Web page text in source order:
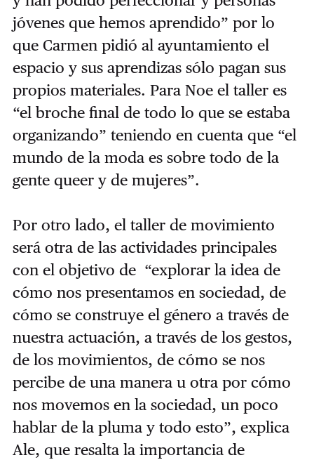
jóvenes que hemos aprendido” por lo
que Carmen pidió al ayuntamiento el
espacio y sus aprendizas sólo pagan sus
propios materiales. Para Noe el taller es
“el broche final de todo lo que se estaba
organizando” teniendo en cuenta que “el
mundo de la moda es sobre todo de la
gente queer y de mujeres”.
Por otro lado, el taller de movimiento
será otra de las actividades principales
con el objetivo de “explorar la idea de
cómo nos presentamos en sociedad, de
cómo se construye el género a través de
nuestra actuación, a través de los gestos,
de los movimientos, de cómo se nos
percibe de una manera u otra por cómo
nos movemos en la sociedad, un poco
hablar de la pluma y todo esto”, explica
Ale, que resalta la importancia de